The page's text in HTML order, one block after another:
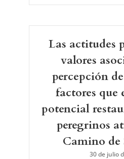
Las actitudes
valores
percepción
factores que
potencial
peregrinos
Camino de
30 de julio